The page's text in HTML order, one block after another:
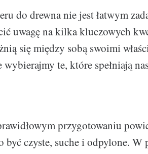
do drewna nie jest łatwym
uwagę na kilka kluczowych
się między sobą swoimi
wybierajmy te, które spełniają
przygotowaniu
być czyste, suche i odpylone. W